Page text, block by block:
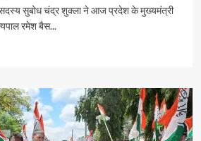
सदस्य सुबोध चंद्र शुक्ला ने आज प्रदेश के मुख्यमंत्री
रमेश बैस...